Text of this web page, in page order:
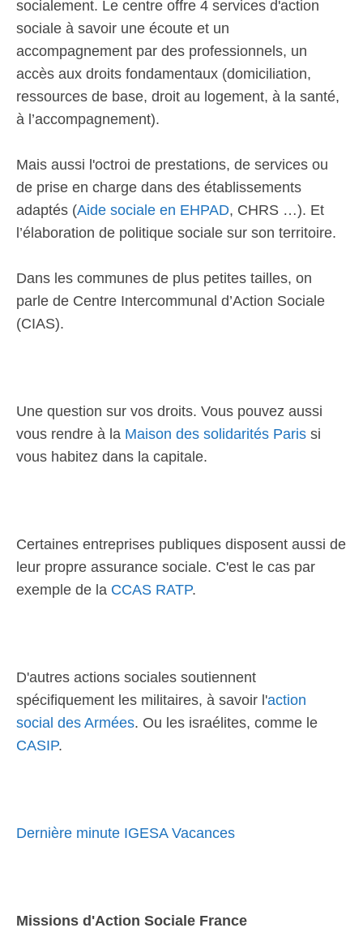
socialement. Le centre offre 4 services d'action
sociale à savoir une écoute et un
accompagnement par des professionnels, un
accès aux droits fondamentaux (domiciliation,
ressources de base, droit au logement, à la santé,
à l’accompagnement).
Mais aussi l'octroi de prestations, de services ou
de prise en charge dans des établissements
adaptés (Aide sociale en EHPAD, CHRS …). Et
l’élaboration de politique sociale sur son territoire.
Dans les communes de plus petites tailles, on
parle de Centre Intercommunal d’Action Sociale
(CIAS).
Une question sur vos droits. Vous pouvez aussi
vous rendre à la Maison des solidarités Paris si
vous habitez dans la capitale.
Certaines entreprises publiques disposent aussi de
leur propre assurance sociale. C'est le cas par
exemple de la CCAS RATP.
D'autres actions sociales soutiennent
spécifiquement les militaires, à savoir l'action
social des Armées. Ou les israélites, comme le
CASIP.
Dernière minute IGESA Vacances
Missions d'Action Sociale France